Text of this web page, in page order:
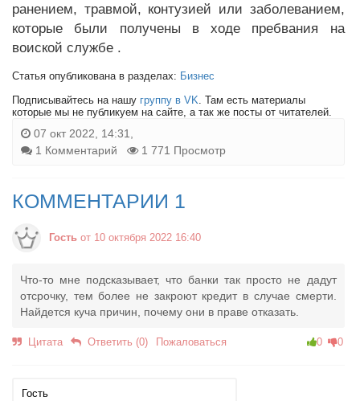
ранением, травмой, контузией или заболеванием,
которые были получены в ходе пребвания на
воиской службе .
Статья опубликована в разделах: Бизнес
Подписывайтесь на нашу группу в VK . Там есть материалы
которые мы не публикуем на сайте, а так же посты от читателей.
07 окт 2022, 14:31,
1 Комментарий
1 771 Просмотр
КОММЕНТАРИИ 1
Гость от 10 октября 2022 16:40
Что-то мне подсказывает, что банки так просто не дадут
отсрочку, тем более не закроют кредит в случае смерти.
Найдется куча причин, почему они в праве отказать.
Цитата Ответить (0) Пожаловаться 0 0